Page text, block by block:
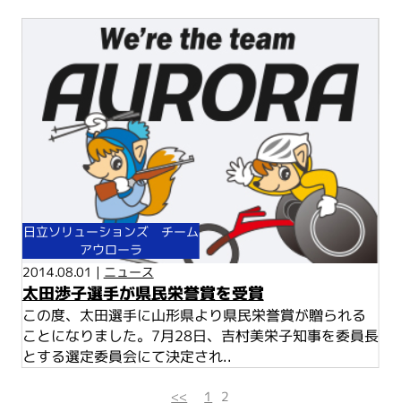
日立ソリューションズ チーム
アウローラ
2014.08.01 | ニュース
太田渉子選手が県民栄誉賞を受賞
この度、太田選手に山形県より県民栄誉賞が贈られる
ことになりました。7月28日、吉村美栄子知事を委員長
とする選定委員会にて決定され..
<< 1 2